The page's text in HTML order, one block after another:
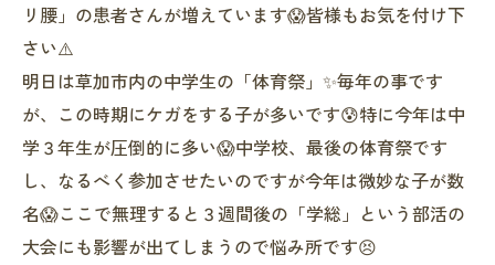
リ腰」の患者さんが増えています😱皆様もお気を付け下
さい⚠️
明日は草加市内の中学生の「体育祭」✨毎年の事です
が、この時期にケガをする子が多いです😰特に今年は中
学３年生が圧倒的に多い😱中学校、最後の体育祭です
し、なるべく参加させたいのですが今年は微妙な子が数
名😱ここで無理すると３週間後の「学総」という部活の
大会にも影響が出てしまうので悩み所です😣